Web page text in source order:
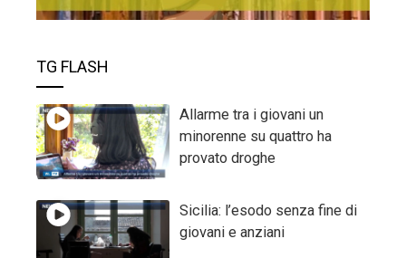
TG FLASH
Allarme tra i giovani un
minorenne su quattro ha
provato droghe
Sicilia: l’esodo senza fine di
giovani e anziani